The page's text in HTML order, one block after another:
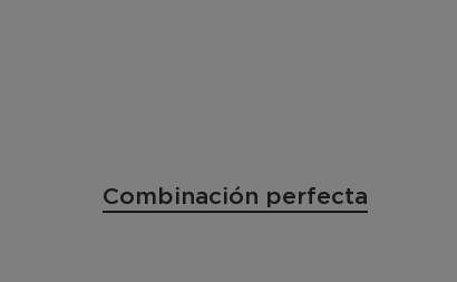
Combinación perfecta